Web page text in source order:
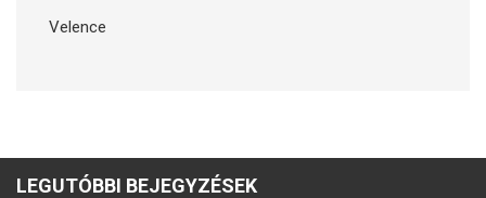
Velence
LEGUTÓBBI BEJEGYZÉSEK